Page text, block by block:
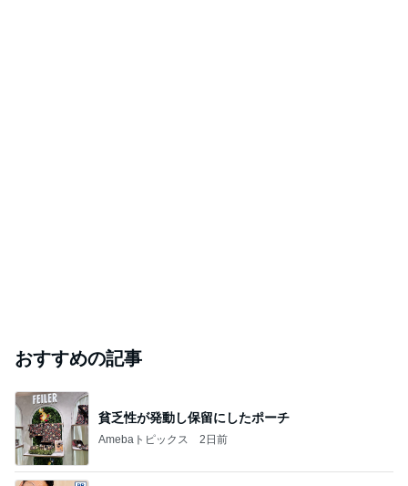
おすすめの記事
貧乏性が発動し保留にしたポーチ
Amebaトピックス 2日前